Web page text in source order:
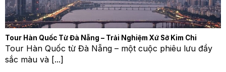
Tour Hàn Quốc Từ Đà Nẵng – Trải Nghiệm Xứ Sở Kim Chi
Tour Hàn Quốc từ Đà Nẵng – một cuộc phiêu lưu đầy
sắc màu và [...]